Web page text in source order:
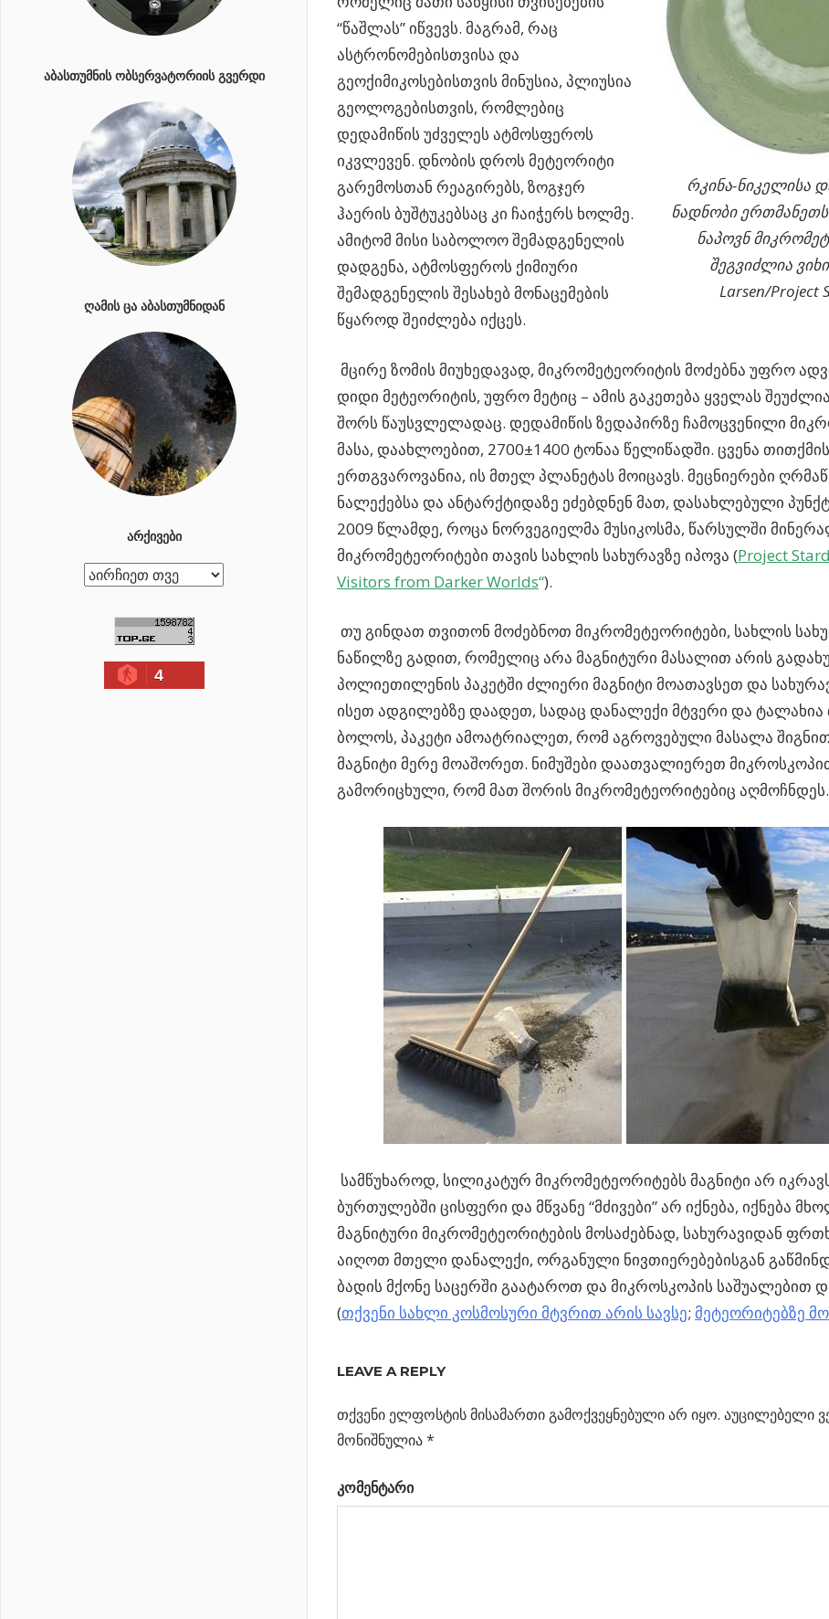
რკინა-ნიკელისა
ნადნობი
ნაპოვნ
შეგვიძლია
Larsen/Project
“წაშლას” იწვევს. მაგრამ, რაც
ასტრონომებისთვისა და
გეოქიმიკოსებისთვის მინუსია, პლიუსია
გეოლოგებისთვის, რომლებიც
დედამიწის უძველეს ატმოსფეროს
იკვლევენ. დნობის დროს მეტეორიტი
გარემოსთან რეაგირებს, ზოგჯერ
ჰაერის ბუშტუკებსაც კი ჩაიჭერს ხოლმე.
ამიტომ მისი საბოლოო შემადგენელის
დადგენა, ატმოსფეროს ქიმიური
შემადგენელის შესახებ მონაცემების
წყაროდ შეიძლება იქცეს.
მცირე ზომის მიუხედავად, მიკრომეტეორიტის მოძებნა უფრო
დიდი მეტეორიტის, უფრო მეტიც – ამის გაკეთება ყველას
შორს წაუსვლელადაც. დედამიწის ზედაპირზე ჩამოცვენილი
მასა, დაახლოებით, 2700±1400 ტონაა წელიწადში. ცვენა თითქმის
ერთგვაროვანია, ის მთელ პლანეტას მოიცავს. მეცნიერები
ნალექებსა და ანტარქტიდაზე ეძებდნენ მათ, დასახლებული
2009 წლამდე, როცა ნორვეგიელმა მუსიკოსმა, წარსულში
მიკრომეტეორიტები თავის სახლის სახურავზე იპოვა (Project
Visitors from Darker Worlds“).
თუ გინდათ თვითონ მოძებნოთ მიკრომეტეორიტები, სახლის
ნაწილზე გადით, რომელიც არა მაგნიტური მასალით არის
პოლიეთილენის პაკეტში ძლიერი მაგნიტი მოათავსეთ და
ისეთ ადგილებზე დაადეთ, სადაც დანალექი მტვერი და
ბოლოს, პაკეტი ამოატრიალეთ, რომ აგროვებული მასალა
მაგნიტი მერე მოაშორეთ. ნიმუშები დაათვალიერეთ
გამორიცხული, რომ მათ შორის მიკრომეტეორიტებიც აღმოჩნდეს.
სამწუხაროდ, სილიკატურ მიკრომეტეორიტებს მაგნიტი არ
ბურთულებში ცისფერი და მწვანე “მძივები” არ იქნება, იქნება
მაგნიტური მიკრომეტეორიტების მოსაძებნად, სახურავიდან
აიღოთ მთელი დანალექი, ორგანული ნივთიერებებისგან
ბადის მქონე საცერში გაატაროთ და მიკროსკოპის საშუალებით
(თქვენი სახლი კოსმოსური მტვრით არის სავსე; მეტეორიტებზე
ნავიგაცია
Previous
მსოფლიოში
სამგანზომილებიანი
მეტალოპრინტერი
პოლარული
LEAVE A REPLY
თქვენი ელფოსტის მისამართი გამოქვეყნებული არ იყო. აუცილებელი
მონიშნულია*
კომენტარი
ᲐᲑᲐᲡᲗᲣᲛᲜᲘᲡ ᲝᲑᲡᲔᲠᲕᲐᲢᲝᲠᲘᲘᲡ ᲒᲕᲔᲠᲓᲘ
ᲦᲐᲛᲘᲡ ᲪᲐ ᲐᲑᲐᲡᲗᲣᲛᲜᲘᲓᲐᲜ
ᲐᲠᲥᲘᲕᲔᲑᲘ
ა
4